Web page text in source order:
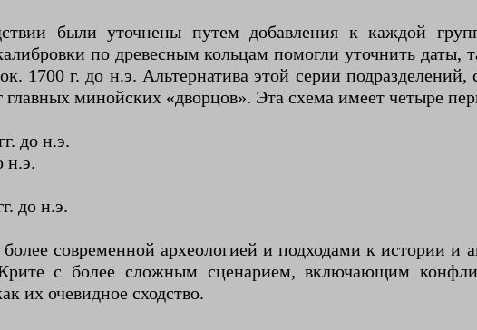
были уточнены путем добавления к каждой
по древесным кольцам помогли уточнить даты,
1700 г. до н.э. Альтернатива этой серии
минойских «дворцов». Эта схема имеет четыре
до н.э.
н.э.
до н.э.
современной археологией и подходами к истории и
с более сложным сценарием, включающим
их очевидное сходство.